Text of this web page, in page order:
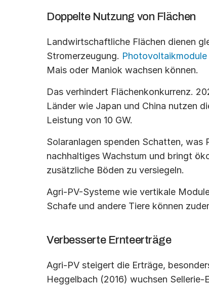
Doppelte Nutzung von Flächen
Landwirtschaftliche Flächen dienen
Stromerzeugung. Photovoltaikmodule
Mais oder Maniok wachsen können.
Das verhindert Flächenkonkurrenz.
Länder wie Japan und China nutzen
Leistung von 10 GW.
Solaranlagen spenden Schatten,
nachhaltiges Wachstum und bringt
zusätzliche Böden zu versiegeln.
Agri-PV-Systeme wie vertikale
Schafe und andere Tiere können
Verbesserte Ernteerträge
Agri-PV steigert die Erträge,
Heggelbach (2016) wuchsen